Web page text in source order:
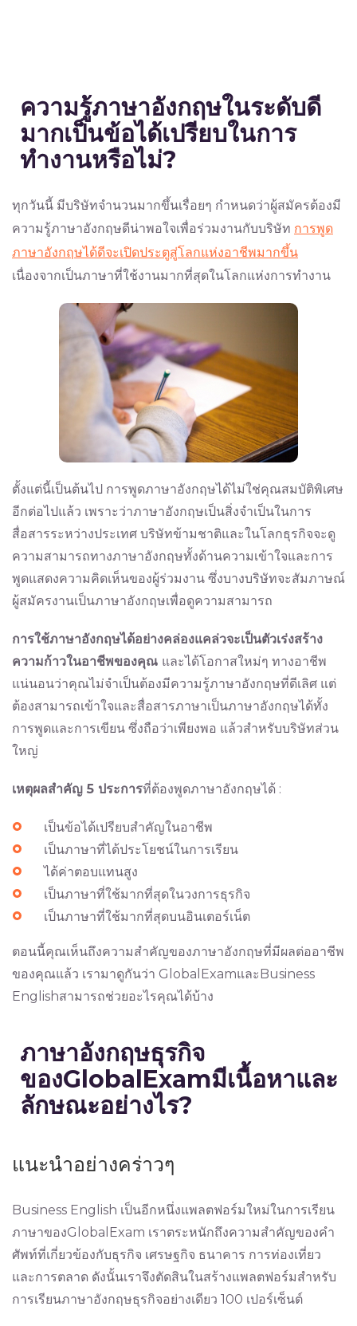
ความรู้ภาษาอังกฤษในระดับดี
มากเป็นข้อได้เปรียบในการ
ทำงานหรือไม่?
ทุกวันนี้ มีบริษัทจำนวนมากขึ้นเรื่อยๆ กำหนดว่าผู้สมัครต้องมี
ความรู้ภาษาอังกฤษดีน่าพอใจเพื่อร่วมงานกับบริษัท การพูด
ภาษาอังกฤษได้ดีจะเปิดประตูสู่โลกแห่งอาชีพมากขึ้น
เนื่องจากเป็นภาษาที่ใช้งานมากที่สุดในโลกแห่งการทำงาน
ตั้งแต่นี้เป็นต้นไป การพูดภาษาอังกฤษได้ไม่ใช่คุณสมบัติพิเศษ
อีกต่อไปแล้ว เพราะว่าภาษาอังกฤษเป็นสิ่งจำเป็นในการ
สื่อสารระหว่างประเทศ บริษัทข้ามชาติและในโลกธุรกิจจะดู
ความสามารถทางภาษาอังกฤษทั้งด้านความเข้าใจและการ
พูดแสดงความคิดเห็นของผู้ร่วมงาน ซึ่งบางบริษัทจะสัมภาษณ์
ผู้สมัครงานเป็นภาษาอังกฤษเพื่อดูความสามารถ
การใช้ภาษาอังกฤษได้อย่างคล่องแคล่วจะเป็นตัวเร่งสร้าง
ความก้าวในอาชีพของคุณ และได้โอกาสใหม่ๆ ทางอาชีพ
แน่นอนว่าคุณไม่จำเป็นต้องมีความรู้ภาษาอังกฤษที่ดีเลิศ แต่
ต้องสามารถเข้าใจและสื่อสารภาษาเป็นภาษาอังกฤษได้ทั้ง
การพูดและการเขียน ซึ่งถือว่าเพียงพอ แล้วสำหรับบริษัทส่วน
ใหญ่
เหตุผลสำคัญ 5 ประการที่ต้องพูดภาษาอังกฤษได้ :
เป็นข้อได้เปรียบสำคัญในอาชีพ
เป็นภาษาที่ได้ประโยชน์ในการเรียน
ได้ค่าตอบแทนสูง
เป็นภาษาที่ใช้มากที่สุดในวงการธุรกิจ
เป็นภาษาที่ใช้มากที่สุดบนอินเตอร์เน็ต
ตอนนี้คุณเห็นถึงความสำคัญของภาษาอังกฤษที่มีผลต่ออาชีพ
ของคุณแล้ว เรามาดูกันว่า GlobalExamและBusiness
Englishสามารถช่วยอะไรคุณได้บ้าง
ภาษาอังกฤษธุรกิจ
ของGlobalExamมีเนื้อหาและ
ลักษณะอย่างไร?
แนะนำอย่างคร่าวๆ
Business English เป็นอีกหนึ่งแพลตฟอร์มใหม่ในการเรียน
ภาษาของGlobalExam เราตระหนักถึงความสำคัญของคำ
ศัพท์ที่เกี่ยวข้องกับธุรกิจ เศรษฐกิจ ธนาคาร การท่องเที่ยว
และการตลาด ดังนั้นเราจึงตัดสินในสร้างแพลตฟอร์มสำหรับ
การเรียนภาษาอังกฤษธุรกิจอย่างเดียว 100 เปอร์เซ็นต์